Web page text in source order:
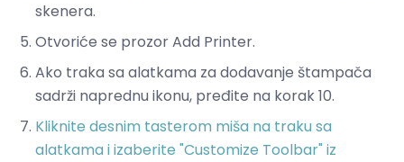
skenera.
Otvoriće se prozor Add Printer.
Ako traka sa alatkama za dodavanje štampača
sadrži naprednu ikonu, pređite na korak 10.
Kliknite desnim tasterom miša na traku sa
alatkama i izaberite "Customize Toolbar" iz